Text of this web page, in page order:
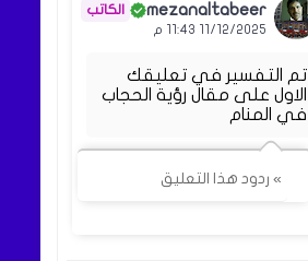
mezanaltabeer
11/12/2025 11:43 م
تم التفسير في تعليقك
الاول على مقال رؤية الحجاب
في المنام
» ردود هذا التعليق